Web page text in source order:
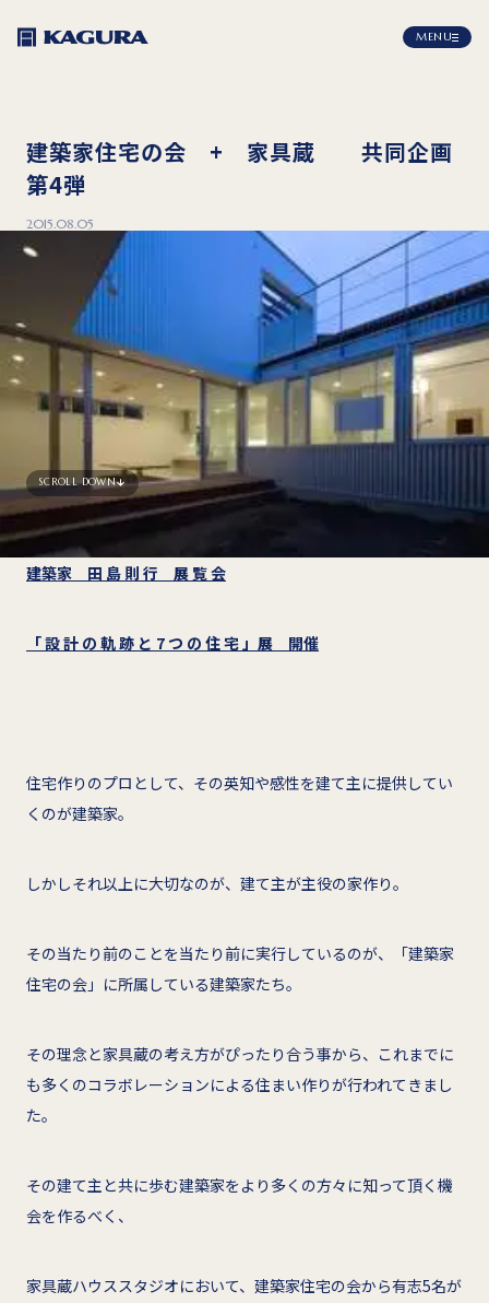
MENU
建築家住宅の会 + 家具蔵 共同企画
第4弾
2015.08.05
SCROLL DOWN
建築家 田 島 則 行 展 覧 会
「 設 計 の 軌 跡 と 7 つ の 住 宅 」展 開催
住宅作りのプロとして、その英知や感性を建て主に提供してい
くのが建築家。
しかしそれ以上に大切なのが、建て主が主役の家作り。
その当たり前のことを当たり前に実行しているのが、「建築家
住宅の会」に所属している建築家たち。
その理念と家具蔵の考え方がぴったり合う事から、これまでに
も多くのコラボレーションによる住まい作りが行われてきまし
た。
その建て主と共に歩む建築家をより多くの方々に知って頂く機
会を作るべく、
家具蔵ハウススタジオにおいて、建築家住宅の会から有志5名が